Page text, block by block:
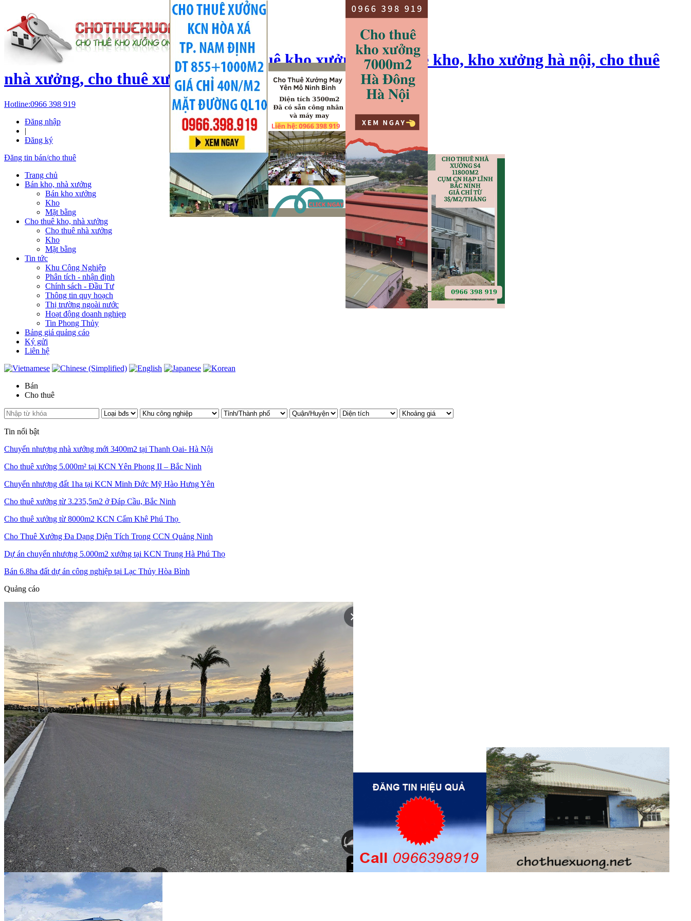
cho thuê kho xưởng, cho thuê kho, kho xưởng hà nội, cho thuê
nhà xưởng, cho thuê xưởng, kho xưởng hải dương
Hotline:0966 398 919
Đăng nhập
|
Đăng ký
Đăng tin bán/cho thuê
Trang chủ
Bán kho, nhà xưởng
Bán kho xưởng
Kho
Mặt bằng
Cho thuê kho, nhà xưởng
Cho thuê nhà xưởng
Kho
Mặt bằng
Tin tức
Khu Công Nghiệp
Phân tích - nhận định
Chính sách - Đầu Tư
Thông tin quy hoạch
Thị trường ngoài nước
Hoạt động doanh nghiẹp
Tin Phong Thủy
Bảng giá quảng cáo
Ký gửi
Liên hệ
Bán
Cho thuê
Tin nổi bật
Chuyển nhượng nhà xưởng mới 3400m2 tại Thanh Oai- Hà Nội
Cho thuê xưởng 5.000m² tại KCN Yên Phong II – Bắc Ninh
Chuyển nhượng đất 1ha tại KCN Minh Đức Mỹ Hào Hưng Yên
Cho thuê xưởng từ 3.235,5m2 ở Đáp Cầu, Bắc Ninh
Cho thuê xưởng từ 8000m2 KCN Cẩm Khê Phú Thọ
Cho Thuê Xưởng Đa Dạng Diện Tích Trong CCN Quảng Ninh
Dự án chuyển nhượng 5.000m2 xưởng tại KCN Trung Hà Phú Thọ
Bán 6.8ha đất dự án công nghiệp tại Lạc Thủy Hòa Bình
Quảng cáo